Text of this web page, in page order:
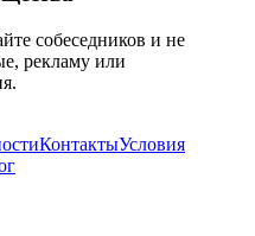
собеседников и не
рекламу или
КонтактыУсловия